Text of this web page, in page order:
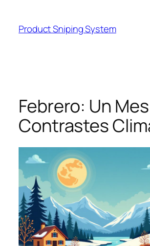
content
Product Sniping System
Febrero: Un
Contrastes